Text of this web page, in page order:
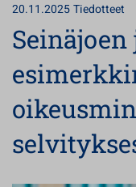
20.11.2025Tiedotteet